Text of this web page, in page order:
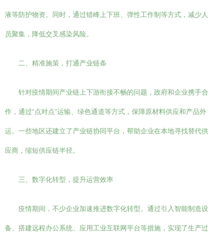
液等防护物资。同时，通过错峰上下班、弹性工作制等方式，减少人
员聚集，降低交叉感染风险。
二、精准施策，打通产业链条
针对疫情期间产业链上下游衔接不畅的问题，政府和企业携手合
作，通过“点对点”运输、绿色通道等方式，保障原材料供应和产品外
运。一些地区还建立了产业链协同平台，帮助企业在本地寻找替代供
应商，缩短供应链半径。
三、数字化转型，提升运营效率
疫情期间，不少企业加速推进数字化转型。通过引入智能制造设
备、搭建远程办公系统、应用工业互联网平台等措施，实现了生产过